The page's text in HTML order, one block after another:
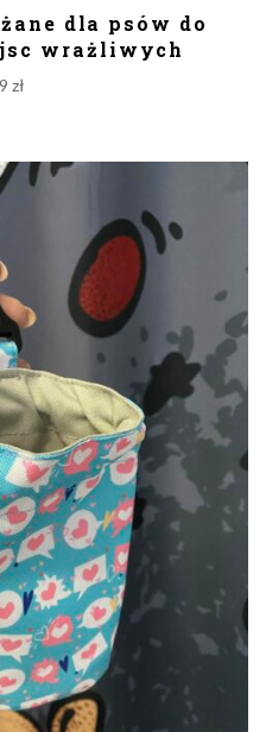
dla psów do
wrażliwych
zł